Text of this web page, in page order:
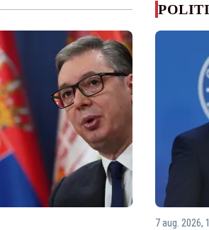
7 aug. 2026,